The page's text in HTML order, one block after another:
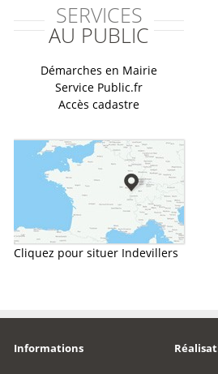
SERVICES
AU PUBLIC
Démarches en Mairie
Service Public.fr
Accès cadastre
Cliquez pour situer Indevillers
Informations